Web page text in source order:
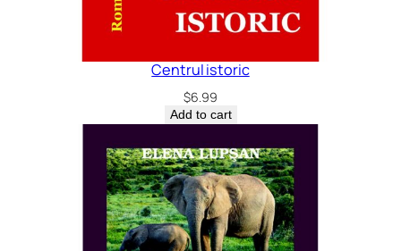
Centrul istoric
$6.99
Add to cart